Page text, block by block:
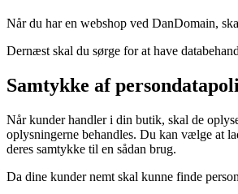
Når du har en webshop ved DanDomain,
Dernæst skal du sørge for at have
Samtykke af
Når kunder handler i din butik, skal de
oplysningerne behandles. Du kan vælge at
deres samtykke til en sådan brug.
Da dine kunder nemt skal kunne finde